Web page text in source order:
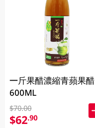
一斤果醋濃縮青蘋果醋
600ML
$70.00
$62.90